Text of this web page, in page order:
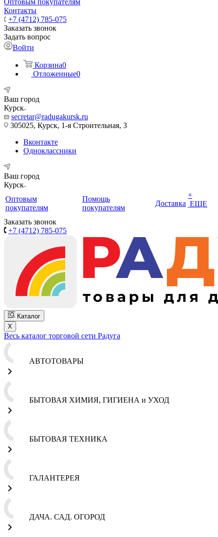
Оптовым покупателям
Контакты
+7 (4712) 785-075
Заказать звонок
Задать вопрос
Войти
Корзина0
Отложенные0
Ваш город
Курск
secretar@radugakursk.ru
305025, Курск, 1-я Строительная, 3
Вконтакте
Одноклассники
Ваш город
Курск
Оптовым
покупателям
Помощь
покупателям
Доставка
+
ЕЩЕ
Заказать звонок
+7 (4712) 785-075
Каталог
X
Весь каталог торговой сети Радуга
АВТОТОВАРЫ
БЫТОВАЯ ХИМИЯ, ГИГИЕНА и УХОД
БЫТОВАЯ ТЕХНИКА
ГАЛАНТЕРЕЯ
ДАЧА. САД. ОГОРОД